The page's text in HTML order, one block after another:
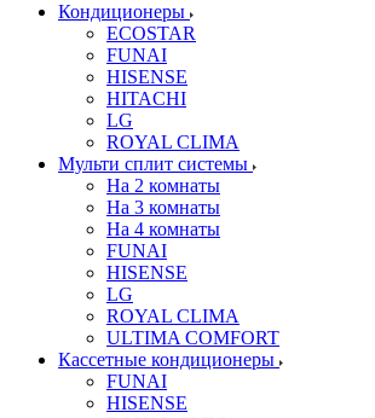
Кондиционеры
ECOSTAR
FUNAI
HISENSE
HITACHI
LG
ROYAL CLIMA
Мульти сплит системы
На 2 комнаты
На 3 комнаты
На 4 комнаты
FUNAI
HISENSE
LG
ROYAL CLIMA
ULTIMA COMFORT
Кассетные кондиционеры
FUNAI
HISENSE